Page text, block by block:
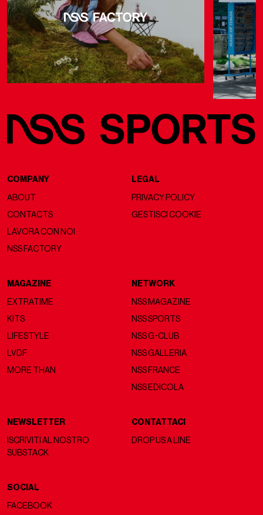
COMPANY
ABOUT
CONTACTS
LAVORA CON NOI
NSS FACTORY
LEGAL
PRIVACY POLICY
GESTISCI COOKIE
MAGAZINE
EXTRATIME
KITS
LIFESTYLE
LVDF
MORE THAN
NETWORK
NSS MAGAZINE
NSS SPORTS
NSS G-CLUB
NSS GALLERIA
NSS FRANCE
NSS EDICOLA
NEWSLETTER
ISCRIVITI AL NOSTRO
SUBSTACK
CONTATTACI
DROP US A LINE
SOCIAL
FACEBOOK